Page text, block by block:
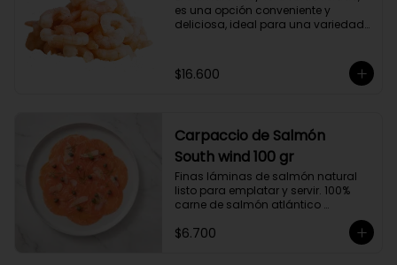
añade leche. Se trata de un Blend
con un rico sabor achocolatado.
es una opción conveniente y
deliciosa, ideal para una variedad
camarones son perfectos para
ensaladas, pastas, arroces y
Ricos en proteínas y listos para
comer, son una opción rápida y
nutritiva que añade un toque
gourmet a tus comidas.
$16.600
Carpaccio de Salmón
South wind 100 gr
Finas láminas de salmón natural
listo para emplatar y servir. 100%
carne de salmón atlántico
$6.700